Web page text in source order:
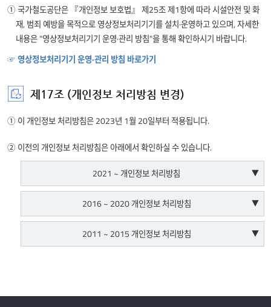
① 국가철도공단은 『개인정보 보호법』 제25조 제1항에 따라 시설안전 및 화
재, 범죄 예방을 목적으로 영상정보처리기기를 설치·운영하고 있으며, 자세한
내용은 "영상정보처리기기 운영·관리 방침"을 통해 확인하시기 바랍니다.
☞ 영상정보처리기기 운영·관리 방침 바로가기
제17조 (개인정보 처리방침 변경)
① 이 개인정보 처리방침은 2023년 1월 20일부터 적용됩니다.
② 이전의 개인정보 처리방침은 아래에서 확인하실 수 있습니다.
2021 ~ 개인정보 처리방침
변경전 개인정보처리방침 보기 (2022.11.07. ~ 2023.01.19.)
변경전 개인정보처리방침 보기 (2022.05.02. ~ 2022.11.06.)
변경전 개인정보처리방침 보기 (2022.04.25. ~ 2022.05.01.)
2016 ~ 2020 개인정보 처리방침
변경전 개인정보처리방침 보기 (2020.11.05. ~ 2021.02.04.)
변경전 개인정보처리방침 보기 (2020.06.09. ~ 2020.11.04.)
2011 ~ 2015 개인정보 처리방침